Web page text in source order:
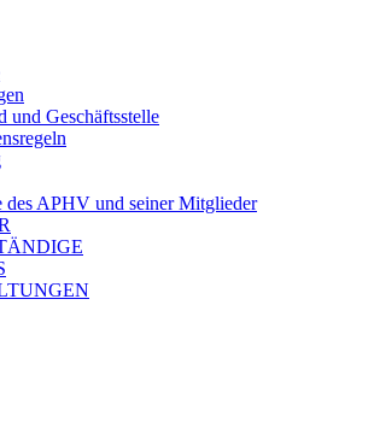
und Geschäftsstelle
des APHV und seiner Mitglieder